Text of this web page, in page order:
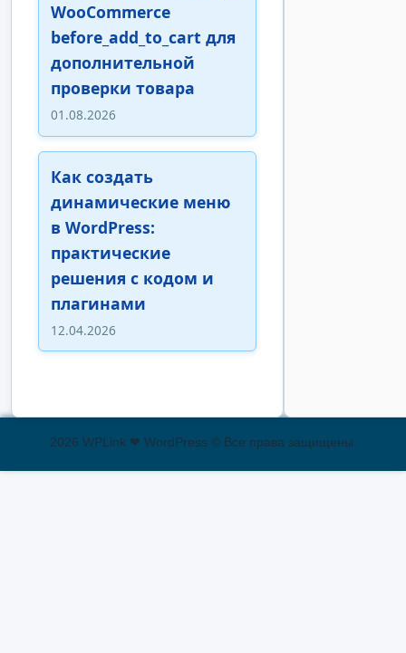
WooCommerce
before_add_to_cart для
дополнительной
проверки товара
01.08.2026
Как создать
динамические меню
в WordPress:
практические
решения с кодом и
плагинами
12.04.2026
2026 WPLink ❤ WordPress © Все права защищены.